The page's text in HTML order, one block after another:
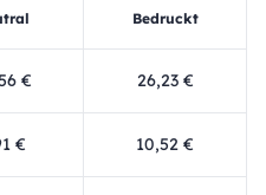
Bedruckt
€ 26,23 €
€ 10,52 €